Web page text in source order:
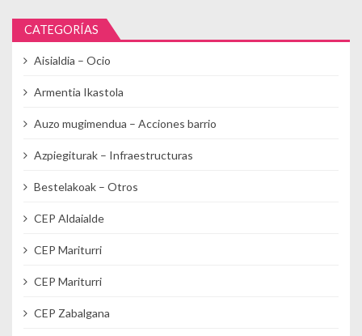
CATEGORÍAS
Aisialdia – Ocio
Armentia Ikastola
Auzo mugimendua – Acciones barrio
Azpiegiturak – Infraestructuras
Bestelakoak – Otros
CEP Aldaialde
CEP Mariturri
CEP Mariturri
CEP Zabalgana